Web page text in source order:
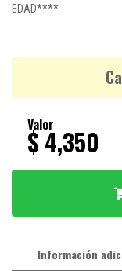
EDAD****
Valor
$ 4,350
Información